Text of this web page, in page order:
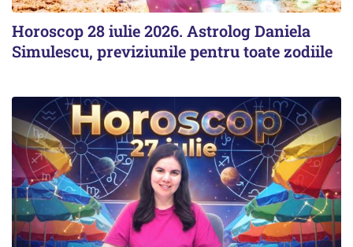
Horoscop 28 iulie 2026. Astrolog Daniela
Simulescu, previziunile pentru toate zodiile